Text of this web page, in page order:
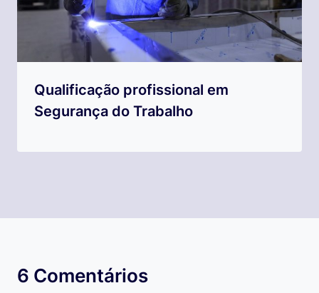
Qualificação profissional em
Segurança do Trabalho
6 Comentários